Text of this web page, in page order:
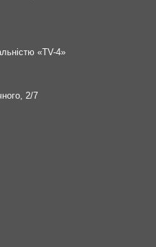
«TV-4»
2/7